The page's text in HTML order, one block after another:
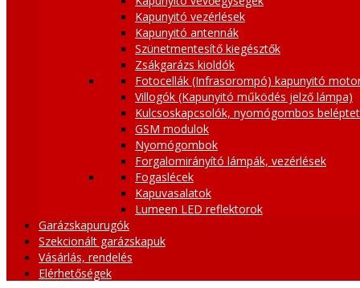
Kapunyitó vezérlések
Kapunyitó antennák
Szünetmentesítő kiegésztők
Zsákgarázs kioldók
Fotocellák (Infrasorompó) kapunyitó
Villogók (Kapunyitó működés jelző lámpa)
Kulcsoskapcsolók, nyomógombos
GSM modulok
Nyomógombok
Forgalomirányító lámpák, vezérlések
Fogaslécek
Kapuvasalatok
Lumeen LED reflektorok
Garázskapurugók
Szekcionált garázskapuk
Vásárlás, rendelés
Elérhetőségek